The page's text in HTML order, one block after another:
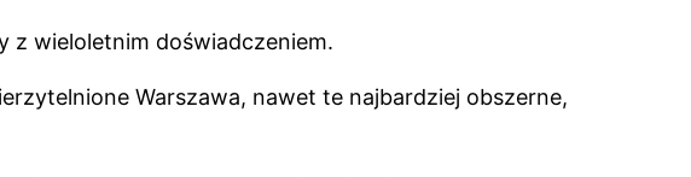
z wieloletnim doświadczeniem.
Warszawa, nawet te najbardziej obszerne,